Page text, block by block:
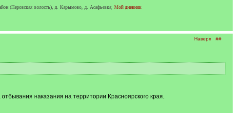
(Перовская волость), д. Карымово, д. Асафьевка; Мой дневник
Наверх ##
наказания на территории Красноярского края.